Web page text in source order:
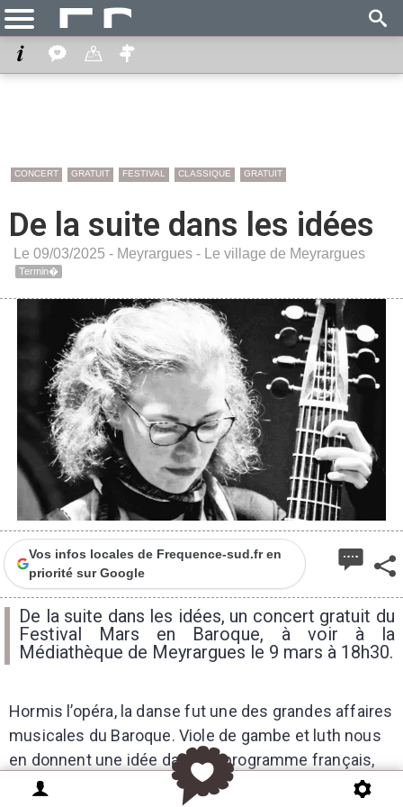
CONCERT GRATUIT FESTIVAL CLASSIQUE GRATUIT
De la suite dans les idées
Le 09/03/2025 - Meyrargues - Le village de Meyrargues
Termin�
Vos infos locales de Frequence-sud.fr en
priorité sur Google
De la suite dans les idées, un concert gratuit du
Festival Mars en Baroque, à voir à la
Médiathèque de Meyrargues le 9 mars à 18h30.
Hormis l’opéra, la danse fut une des grandes affaires
musicales du Baroque. Viole de gambe et luth nous
en donnent une idée dans ce programme français,
flamand et germanique. Un tour d’horizon de la «